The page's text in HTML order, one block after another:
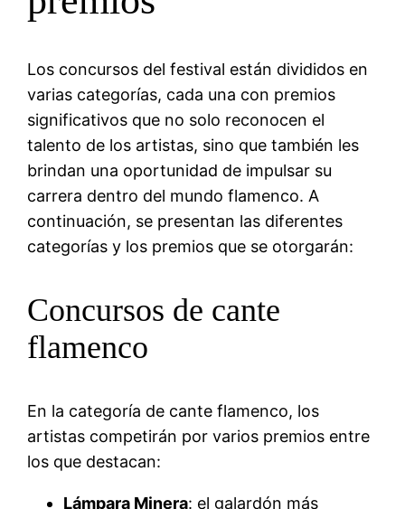
Los concursos del festival están divididos en
varias categorías, cada una con premios
significativos que no solo reconocen el
talento de los artistas, sino que también les
brindan una oportunidad de impulsar su
carrera dentro del mundo flamenco. A
continuación, se presentan las diferentes
categorías y los premios que se otorgarán:
Concursos de cante
flamenco
En la categoría de cante flamenco, los
artistas competirán por varios premios entre
los que destacan:
Lámpara Minera: el galardón más